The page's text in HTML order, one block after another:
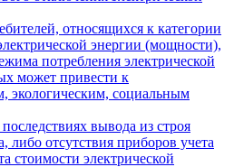
относящихся к категории
энергии (мощности),
потребления электрической
может привести к
экологическим, социальным
вывода из строя
либо отсутствия приборов учета
стоимости электрической